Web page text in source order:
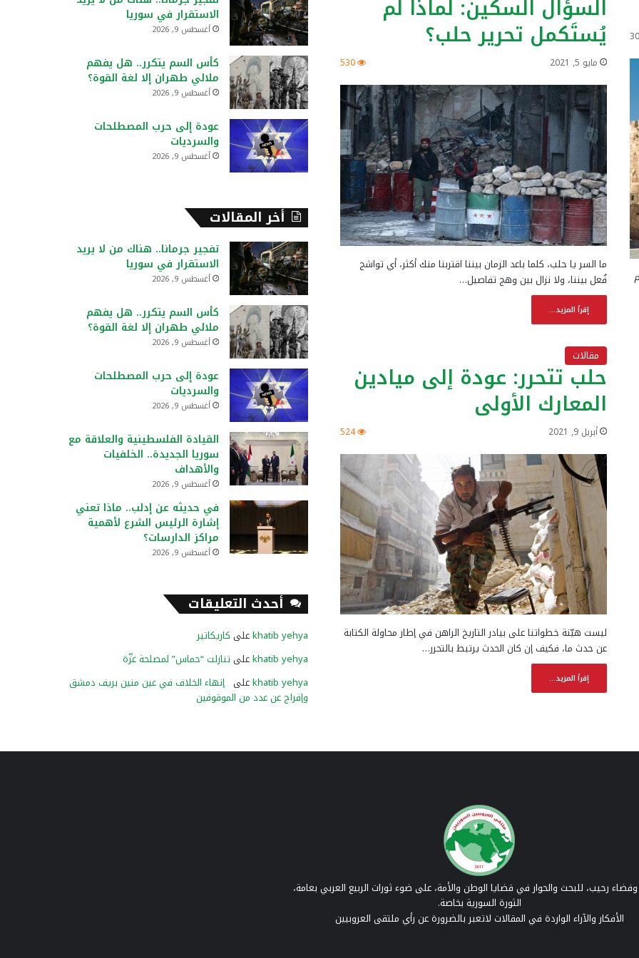
السؤال السكين: لماذا لم
يُستَكمل تحرير حلب؟
مايو 5, 2021 530
ما السر يا حلب، كلما باعد الزمان بيننا اقتربنا منك أكثر، أي تواشج
فُعل بيننا، ولا نزال بين وهج تفاصيل…
إقرأ المزيد...
مقالات
حلب تتحرر: عودة إلى ميادين
المعارك الأولى
أبريل 9, 2021 524
ليست هيّنة خطواتنا على بيادر التاريخ الراهن في إطار محاولة الكتابة
عن حدث ما، فكيف إن كان الحدث يرتبط بالتحرر…
إقرأ المزيد...
:الاستقرار في سوريا
أغسطس 9, 2026
كأس السم يتكرر.. هل يفهم
ملالي طهران إلا لغة القوة؟
أغسطس 9, 2026
عودة إلى حرب المصطلحات
والسرديات
أغسطس 9, 2026
أخر المقالات
تفجير جرمانا.. هناك من لا يريد
الاستقرار في سوريا
أغسطس 9, 2026
كأس السم يتكرر.. هل يفهم
ملالي طهران إلا لغة القوة؟
أغسطس 9, 2026
عودة إلى حرب المصطلحات
والسرديات
أغسطس 9, 2026
القيادة الفلسطينية والعلاقة مع
سوريا الجديدة.. الخلفيات
والأهداف
أغسطس 9, 2026
في حديثه عن إدلب.. ماذا تعني
إشارة الرئيس الشرع لأهمية
مراكز الدارسات؟
أغسطس 9, 2026
أحدث التعليقات
khatib yehyaعلى كاريكاتير
khatib yehyaعلى تنازلت “حماس” لمصلحة غزّة
khatib yehyaعلى إنهاء الخلاف في عين منين بريف دمشق
وإفراج عن عدد من الموقوفين
رحيب، للبحث والحوار في قضايا الوطن والأمة، على ضوء ثورات الربيع العربي بعامة،
الثورة السورية بخاصة.
الأفكار والآراء الواردة في المقالات لاتعبر بالضرورة عن رأي ملتقى العروبيين